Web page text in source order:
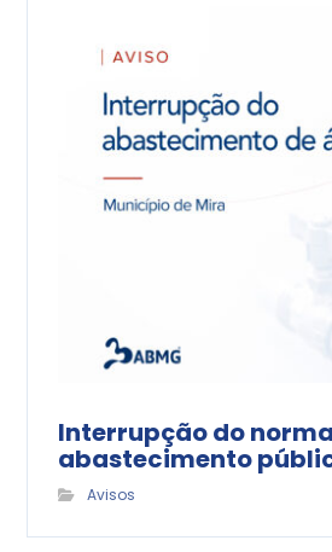
Interrupção do
abastecimento
Avisos